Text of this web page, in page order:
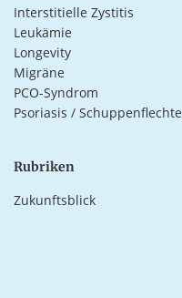
Interstitielle Zystitis
Leukämie
Longevity
Migräne
PCO-Syndrom
Psoriasis / Schuppenflechte
Rubriken
Zukunftsblick